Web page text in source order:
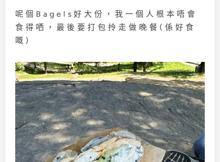
呢個Bagels好大份，我一個人根本唔會
食得哂，最後要打包拎走做晚餐(係好食
嘅)